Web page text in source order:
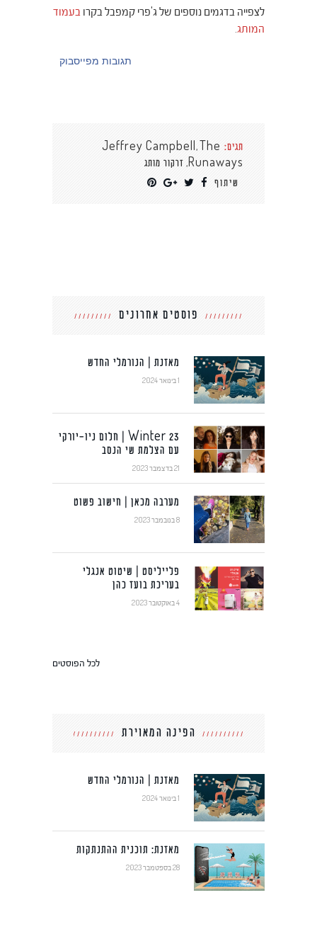
לצפייה בדגמים נוספים של ג'פרי קמפבל בקרו בעמוד
המותג.
תגובות מפייסבוק
תגים: Jeffrey Campbell, The
Runaways
, זרקור מותג
שיתוף
פוסטים אחרונים
מאזנת | הנורמלי החדש
1 בינואר 2024
Winter 23 | חלום ניו-יורקי
עם הצלמת שי הנסב
21 בדצמבר 2023
מערבה מכאן | חישוב פשוט
8 בנובמבר 2023
פלייליסט | שיטוט אנגלי
בעריכת בועז כהן
4 באוקטובר 2023
לכל הפוסטים
הפינה המאוירת
מאזנת | הנורמלי החדש
1 בינואר 2024
מאזנת: תוכנית ההתנתקות
28 בספטמבר 2023